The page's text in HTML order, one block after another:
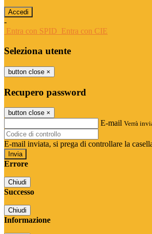
-
Entra con SPID Entra con CIE
Seleziona utente
button close ×
Recupero password
button close ×
E-mail Verrà
E-mail inviata, si prega di controllare la
Errore
Chiudi
Successo
Chiudi
Informazione